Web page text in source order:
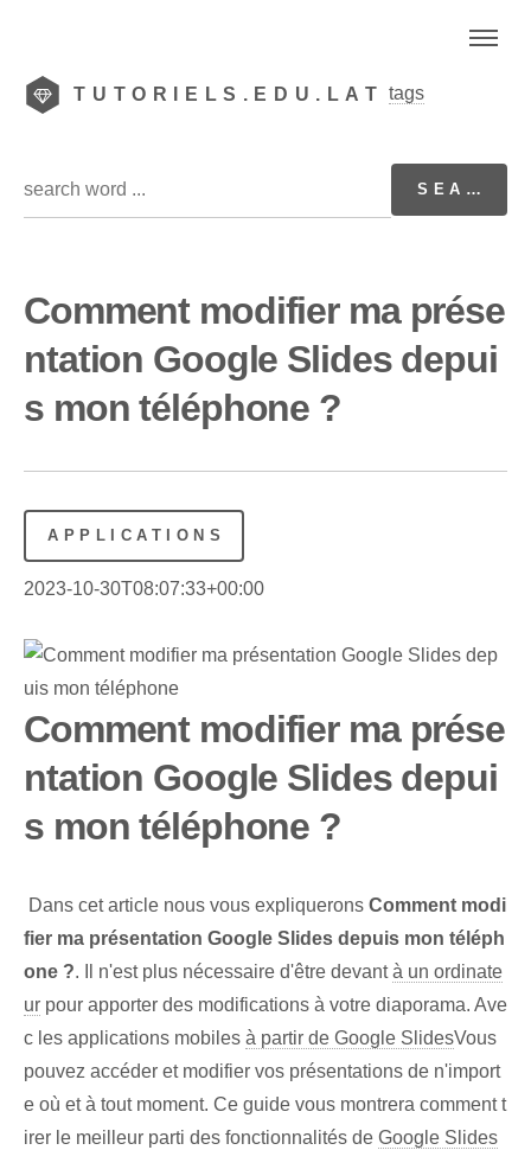
TUTORIELS.EDU.LAT tags
Comment modifier ma prése
ntation Google Slides depui
s mon téléphone ?
APPLICATIONS
2023-10-30T08:07:33+00:00
Comment modifier ma prése
ntation Google Slides depui
s mon téléphone ?
⁤ Dans cet article nous vous expliquerons Comment modi
fier ma présentation Google Slides depuis mon téléph
one ?. Il n'est plus nécessaire d'être devantà un ordinate
ur pour apporter des modifications à votre diaporama. Ave
c les applications mobiles à partir de Google SlidesVous
pouvez accéder et modifier vos présentations de n'import
e où et à tout moment. Ce guide vous montrera comment t
irer le meilleur parti des fonctionnalités de Google Slides